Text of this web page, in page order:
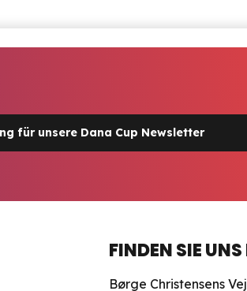
für unsere Dana Cup Newsletter
FINDEN SIE UNS
Børge Christensens